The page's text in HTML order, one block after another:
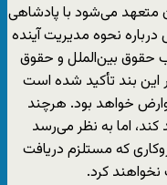
متعهد می‌شود با پادشاهی
نحوه مدیریت آینده
حقوق بین‌الملل و حقوق
این بند تأکید شده است
خواهد بود. هرچند
اما به نظر می‌رسد
که مستلزم دریافت
کرد.